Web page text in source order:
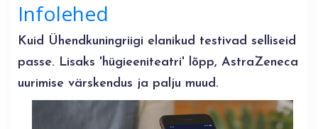
Infolehed
Kuid Ühendkuningriigi elanikud testivad selliseid
passe. Lisaks 'hügieeniteatri' lõpp, AstraZeneca
uurimise värskendus ja palju muud.